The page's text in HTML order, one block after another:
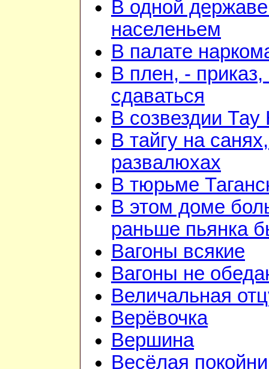
В одной
населеньем
В палате
В плен, - приказ,
сдаваться
В созвездии Тау
В тайгу на
развалюхах
В тюрьме
В этом доме
раньше пьянка
Вагоны всякие
Вагоны не
Величальная
Верёвочка
Вершина
Весёлая